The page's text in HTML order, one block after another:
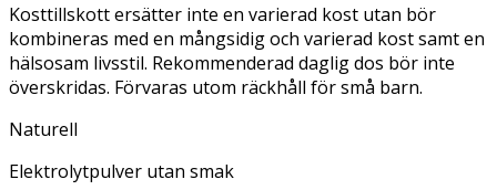
Kosttillskott ersätter inte en varierad kost utan bör
kombineras med en mångsidig och varierad kost samt en
hälsosam livsstil. Rekommenderad daglig dos bör inte
överskridas. Förvaras utom räckhåll för små barn.
Naturell
Elektrolytpulver utan smak